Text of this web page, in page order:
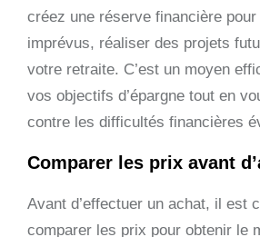
créez une réserve financière
imprévus, réaliser des projets
votre retraite. C’est un moyen
vos objectifs d’épargne tout en
contre les difficultés financières
Comparer les prix avant
Avant d’effectuer un achat, il est
comparer les prix pour obtenir le